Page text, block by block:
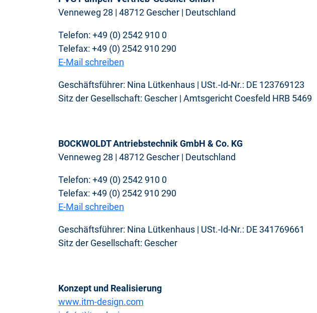
Venneweg 28 | 48712 Gescher | Deutschland
Telefon: +49 (0) 2542 910 0
Telefax: +49 (0) 2542 910 290
E-Mail schreiben
Geschäftsführer: Nina Lütkenhaus | USt.-Id-Nr.: DE 123769123
Sitz der Gesellschaft: Gescher | Amtsgericht Coesfeld HRB 5469
BOCKWOLDT Antriebstechnik GmbH & Co. KG
Venneweg 28 | 48712 Gescher | Deutschland
Telefon: +49 (0) 2542 910 0
Telefax: +49 (0) 2542 910 290
E-Mail schreiben
Geschäftsführer: Nina Lütkenhaus | USt.-Id-Nr.: DE 341769661
Sitz der Gesellschaft: Gescher
Konzept und Realisierung
www.itm-design.com